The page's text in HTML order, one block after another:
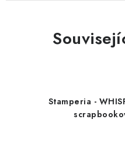
Stamperia -